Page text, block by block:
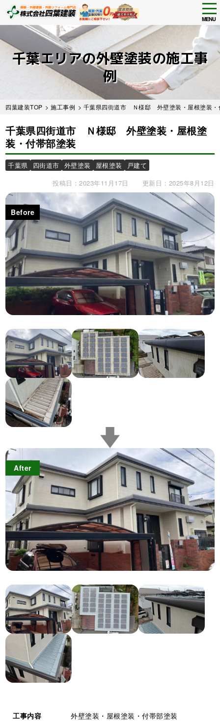
to
main
content
MENU
千葉エリアの外壁塗装の施工事
例
四葉建装TOP >施工事例 > 千葉県四街道市 Ｎ様邸 外壁塗装・屋根塗装・
千葉県四街道市 Ｎ様邸 外壁塗装・屋根塗
装・付帯部塗装
千葉県 四街道市 外壁塗装 屋根塗装
戸建て
投稿日：2023年11月17日
更新日：2025年8月12日
Before
After
工事内容 外壁塗装・屋根塗装・付帯部塗装